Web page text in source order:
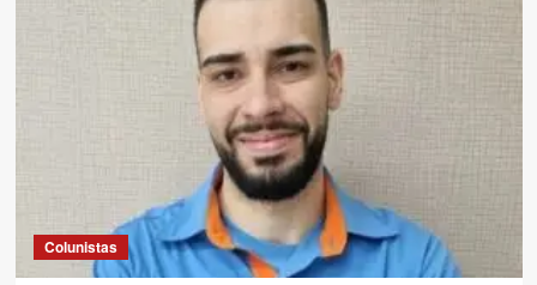
Colunistas